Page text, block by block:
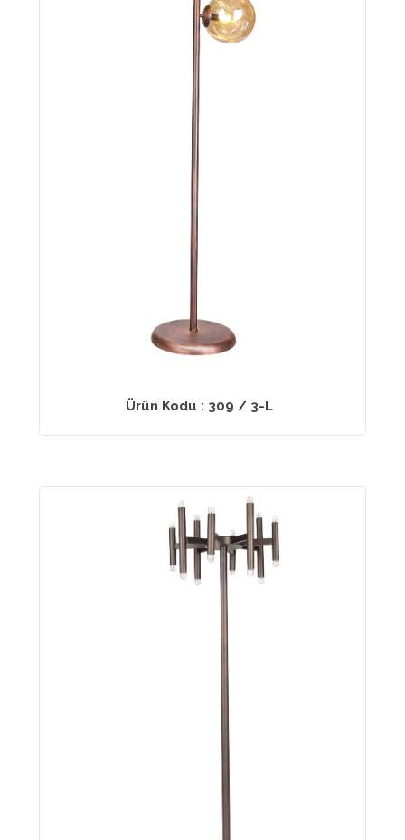
Ürün Kodu : 309 / 3-L